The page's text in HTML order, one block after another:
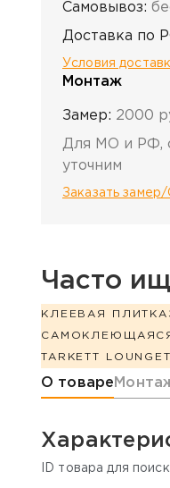
Самовывоз:
Доставка по
Условия
Монтаж
Замер: 2000
Для МО и РФ,
уточним
Заказать
Часто
КЛЕЕВАЯ ПЛИТКА
TARKETT LOUNGE
О товаре
ID товара для